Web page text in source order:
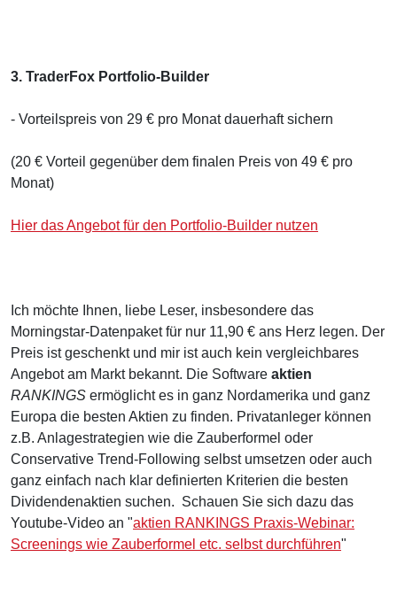
3. TraderFox Portfolio-Builder
- Vorteilspreis von 29 € pro Monat dauerhaft sichern
(20 € Vorteil gegenüber dem finalen Preis von 49 € pro
Monat)
Hier das Angebot für den Portfolio-Builder nutzen
Ich möchte Ihnen, liebe Leser, insbesondere das
Morningstar-Datenpaket für nur 11,90 € ans Herz legen. Der
Preis ist geschenkt und mir ist auch kein vergleichbares
Angebot am Markt bekannt. Die Software aktien
RANKINGS ermöglicht es in ganz Nordamerika und ganz
Europa die besten Aktien zu finden. Privatanleger können
z.B. Anlagestrategien wie die Zauberformel oder
Conservative Trend-Following selbst umsetzen oder auch
ganz einfach nach klar definierten Kriterien die besten
Dividendenaktien suchen. Schauen Sie sich dazu das
Youtube-Video an "aktien RANKINGS Praxis-Webinar:
Screenings wie Zauberformel etc. selbst durchführen"